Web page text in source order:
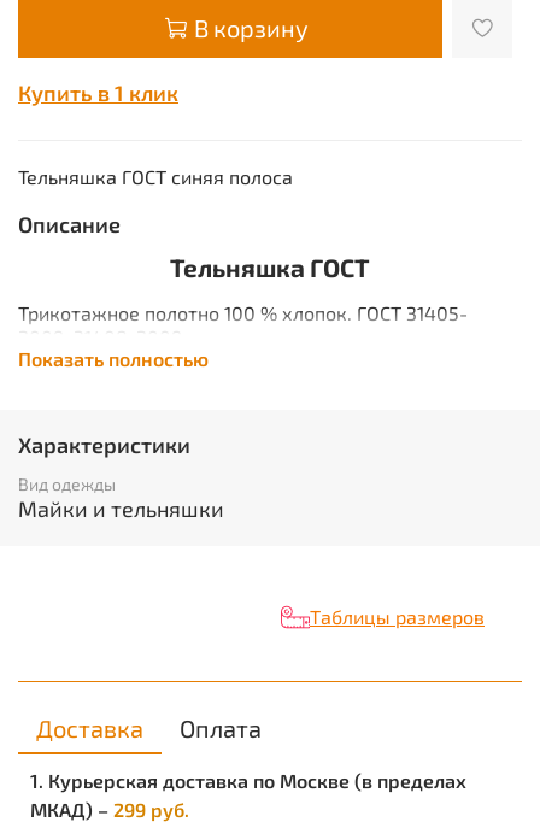
В корзину
Купить в 1 клик
Тельняшка ГОСТ синяя полоса
Описание
Тельняшка ГОСТ
Трикотажное полотно 100 % хлопок. ГОСТ 31405-
Уход за тельняшкой.
без трения и выкручивания. Сушить трикотажные
изделия желательно в расправленном виде. Гладить
трикотаж следует строго при температуре,
соответствующей составу пряжи. На трикотажных
изделия не потеряет форму и яркость цвета.
СОСТАВ:100 % хл.
трикотажное полотно из хлопка со структурой (в
резинку), гладкое с обеих сторон.
Показать полностью
Характеристики
Вид одежды
Майки и тельняшки
Таблицы размеров
Доставка Оплата
1. Курьерская доставка по Москве (в пределах
МКАД) – 299 руб.